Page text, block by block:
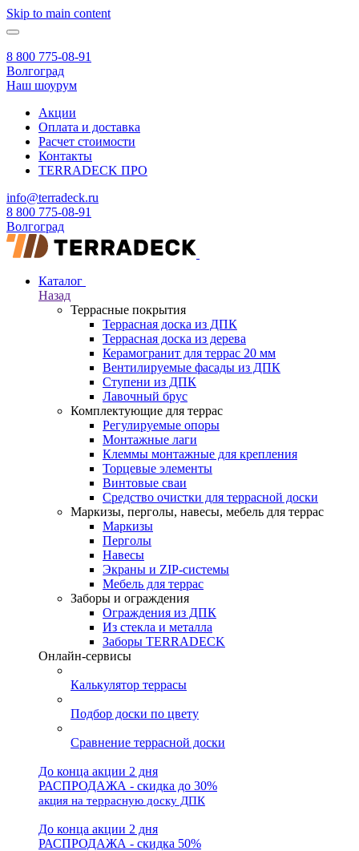
Skip to main content
8 800 775-08-91
Волгоград
Наш шоурум
Акции
Оплата и доставка
Расчет стоимости
Контакты
TERRADECK ПРО
info@terradeck.ru
8 800 775-08-91
Волгоград
Каталог
Назад
Террасные покрытия
Террасная доска из ДПК
Террасная доска из дерева
Керамогранит для террас 20 мм
Вентилируемые фасады из ДПК
Ступени из ДПК
Лавочный брус
Комплектующие для террас
Регулируемые опоры
Монтажные лаги
Клеммы монтажные для крепления
Торцевые элементы
Винтовые сваи
Средство очистки для террасной доски
Маркизы, перголы, навесы, мебель для террас
Маркизы
Перголы
Навесы
Экраны и ZIP-системы
Мебель для террас
Заборы и ограждения
Ограждения из ДПК
Из стекла и металла
Заборы TERRADECK
Онлайн-сервисы
Калькулятор террасы
Подбор доски по цвету
Сравнение террасной доски
До конца акции 2 дня
РАСПРОДАЖА - скидка до 30%
акция на террасную доску ДПК
До конца акции 2 дня
РАСПРОДАЖА - скидка 50%